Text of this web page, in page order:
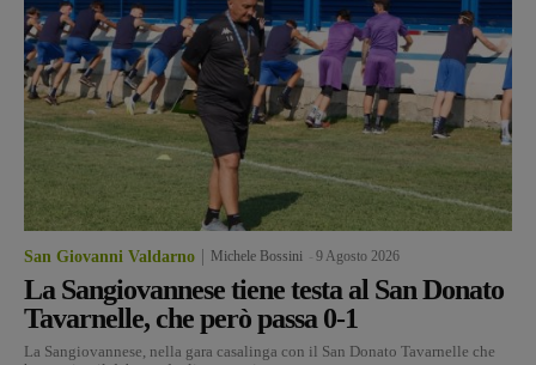
San Giovanni Valdarno Michele Bossini 9 Agosto 2026
La Sangiovannese tiene testa al San Donato
Tavarnelle, che però passa 0-1
La Sangiovannese, nella gara casalinga con il San Donato Tavarnelle che